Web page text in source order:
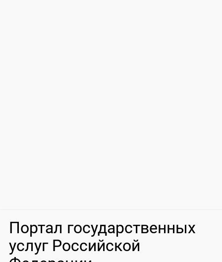
Портал государственных
услуг Российской